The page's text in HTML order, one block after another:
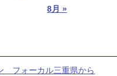
8月 »
フォーカル三重県から